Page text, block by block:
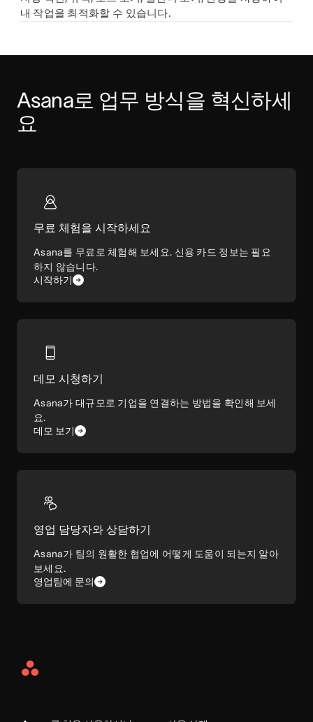
내 작업을 최적화할 수 있습니다.
Asana로 업무 방식을 혁신하세
요
무료 체험을 시작하세요
Asana를 무료로 체험해 보세요. 신용 카드 정보는 필요
하지 않습니다.
시작하기
데모 시청하기
Asana가 대규모로 기업을 연결하는 방법을 확인해 보세
요.
데모 보기
영업 담당자와 상담하기
Asana가 팀의 원활한 협업에 어떻게 도움이 되는지 알아
보세요.
영업팀에 문의
Asana